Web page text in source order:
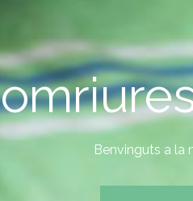
Benvinguts a la